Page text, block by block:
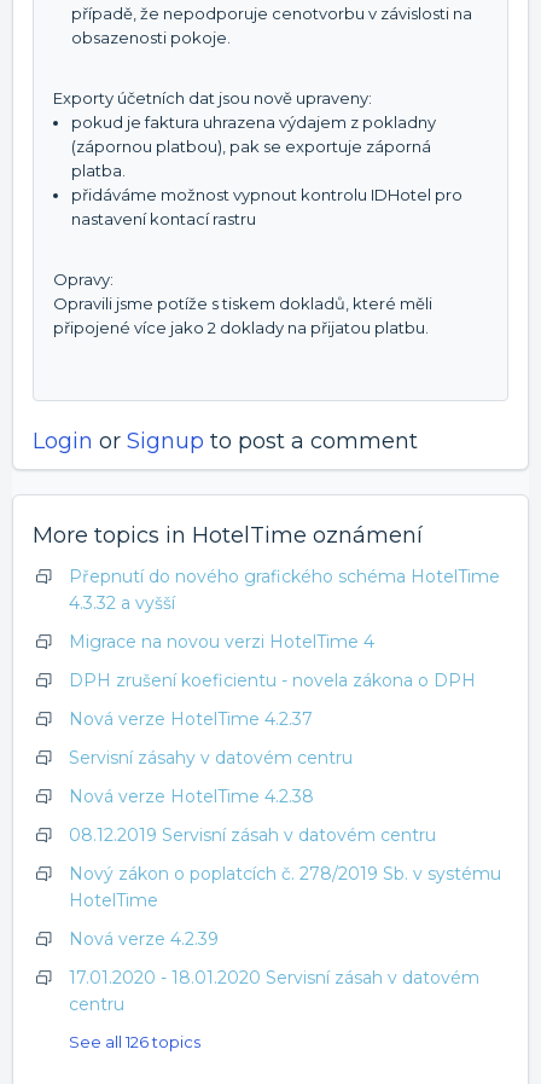
případě, že nepodporuje cenotvorbu v závislosti na
obsazenosti pokoje.
Exporty účetních dat jsou nově upraveny:
pokud je faktura uhrazena výdajem z pokladny
(zápornou platbou), pak se exportuje záporná
platba.
přidáváme možnost vypnout kontrolu IDHotel pro
nastavení kontací rastru
Opravy:
Opravili jsme potíže s tiskem dokladů, které měli
připojené více jako 2 doklady na přijatou platbu.
Login or Signup to post a comment
More topics in HotelTime oznámení
Přepnutí do nového grafického schéma HotelTime
4.3.32 a vyšší
Migrace na novou verzi HotelTime 4
DPH zrušení koeficientu - novela zákona o DPH
Nová verze HotelTime 4.2.37
Servisní zásahy v datovém centru
Nová verze HotelTime 4.2.38
08.12.2019 Servisní zásah v datovém centru
Nový zákon o poplatcích č. 278/2019 Sb. v systému
HotelTime
Nová verze 4.2.39
17.01.2020 - 18.01.2020 Servisní zásah v datovém
centru
See all 126 topics